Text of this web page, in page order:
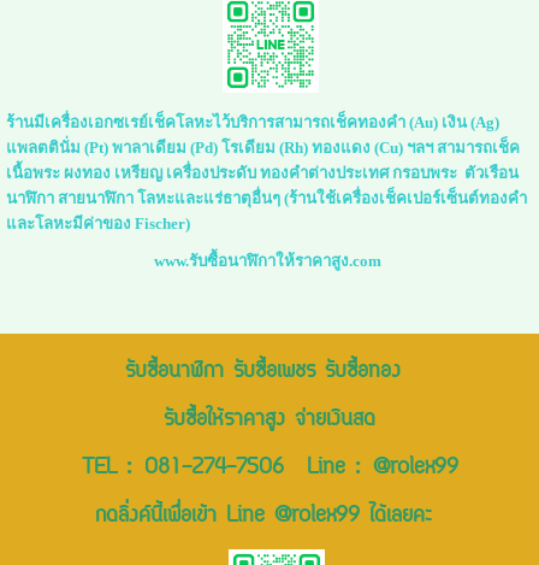
ร้านมีเครื่องเอกซเรย์เช็คโลหะไว้บริการสามารถเช็คทองคำ (Au) เงิน (Ag)
แพลตตินั่ม (Pt) พาลาเดียม (Pd) โรเดียม (Rh) ทองแดง (Cu) ฯลฯ สามารถเช็ค
เนื้อพระ ผงทอง เหรียญ เครื่องประดับ ทองคำต่างประเทศ กรอบพระ ตัวเรือน
นาฬิกา สายนาฬิกา โลหะและแร่ธาตุอื่นๆ (ร้านใช้เครื่องเช็คเปอร์เซ็นต์ทองคำ
และโลหะมีค่าของ Fischer)
www.รับซื้อนาฬิกาให้ราคาสูง.com
รับซื้อนาฬิกา รับซื้อเพชร รับซื้อทอง
รับซื้อให้ราคาสูง จ่ายเงินสด
TEL : 081-274-7506Line : @rolex99
กดลิ่งค์นี้เพื่อเข้า Line @rolex99 ได้เลยคะ